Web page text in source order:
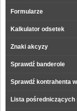
Formularze
Kalkulator odsetek
Znaki akcyzy
Sprawdź banderole
Sprawdź kontrahenta
Lista